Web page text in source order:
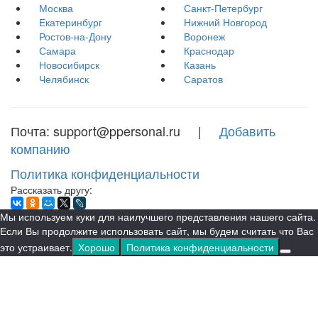
Москва
Санкт-Петербург
Екатеринбург
Нижний Новгород
Ростов-на-Дону
Воронеж
Самара
Краснодар
Новосибирск
Казань
Челябинск
Саратов
Почта: support@ppersonal.ru | Добавить
компанию
Политика конфиденциальности
Рассказать другу:
Мы используем куки для наилучшего представления нашего сайта.
Если Вы продолжите использовать сайт, мы будем считать что Вас
это устраивает. Хорошо Политика конфиденциальности